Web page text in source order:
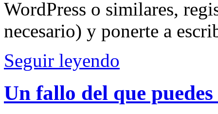
WordPress o similares,
necesario) y ponerte a
Seguir leyendo
Un fallo del que